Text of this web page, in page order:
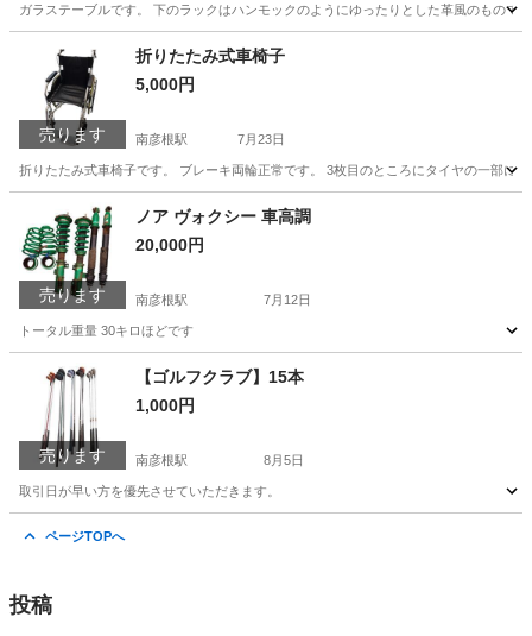
ガラステーブルです。 下のラックはハンモックのようにゆったりとした革風のもので
彦根市 南彦根駅 テーブル
売ります
折りたたみ式車椅子
5,000円
南彦根駅 7月23日
折りたたみ式車椅子です。 ブレーキ両輪正常です。 3枚目のところにタイヤの一部に
彦根市 南彦根駅 その他 車椅子
売ります
ノア ヴォクシー 車高調
20,000円
南彦根駅 7月12日
トータル重量 30キロほどです
彦根市 南彦根駅 アクセサリー
売ります
【ゴルフクラブ】15本
1,000円
南彦根駅 8月5日
取引日が早い方を優先させていただきます。
ページTOPへ
投稿